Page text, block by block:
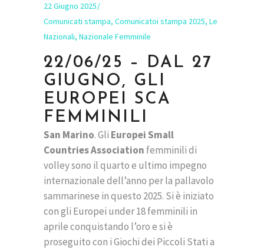
22 Giugno 2025
Comunicati stampa, Comunicatoi stampa 2025, Le
Nazionali, Nazionale Femminile
22/06/25 – DAL 27
GIUGNO, GLI
EUROPEI SCA
FEMMINILI
San Marino. Gli Europei Small
Countries Association femminili di
volley sono il quarto e ultimo impegno
internazionale dell’anno per la pallavolo
sammarinese in questo 2025. Si è iniziato
con gli Europei under 18 femminili in
aprile conquistando l’oro e si è
proseguito con i Giochi dei Piccoli Stati a